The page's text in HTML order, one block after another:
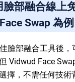
臉部融合線上
Swap 為例
臉部融合工具後
Vidwud Face
擇，不需任何技術